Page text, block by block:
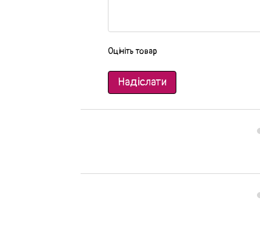
Оцініть товар
Надіслати